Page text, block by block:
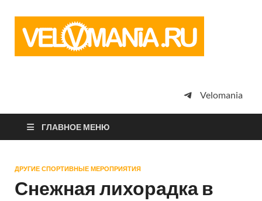
просто
Velomania
ГЛАВНОЕ МЕНЮ
ДРУГИЕ СПОРТИВНЫЕ МЕРОПРИЯТИЯ
Снежная лихорадка в